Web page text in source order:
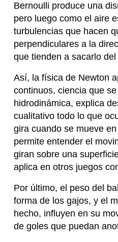
Bernoulli produce una
pero luego como el aire
turbulencias que hacen
perpendiculares a la
que tienden a sacarlo del
Así, la física de Newton
continuos, ciencia que
hidrodinámica, explica
cualitativo todo lo que
gira cuando se mueve
permite entender el
giran sobre una
aplica en otros juegos
Por último, el peso del
forma de los gajos, y el
hecho, influyen en su
de goles que puedan